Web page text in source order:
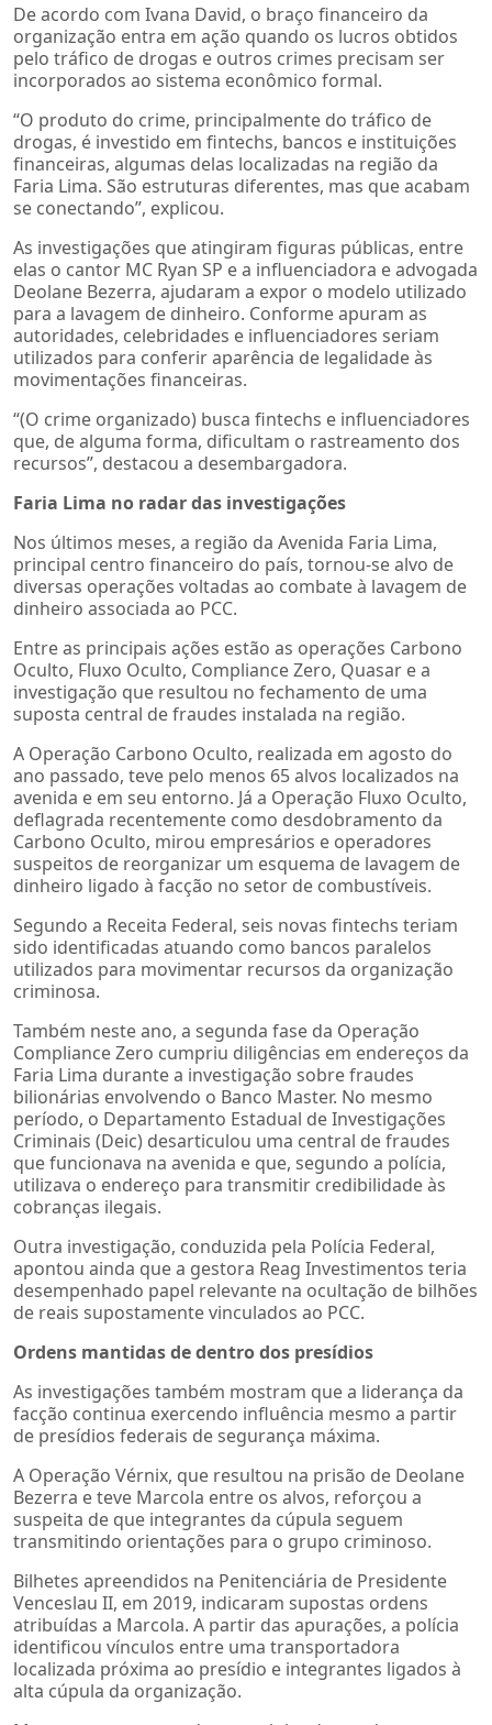
De acordo com Ivana David, o braço financeiro da
organização entra em ação quando os lucros obtidos
pelo tráfico de drogas e outros crimes precisam ser
incorporados ao sistema econômico formal.
“O produto do crime, principalmente do tráfico de
drogas, é investido em fintechs, bancos e instituições
financeiras, algumas delas localizadas na região da
Faria Lima. São estruturas diferentes, mas que acabam
se conectando”, explicou.
As investigações que atingiram figuras públicas, entre
elas o cantor MC Ryan SP e a influenciadora e advogada
Deolane Bezerra, ajudaram a expor o modelo utilizado
para a lavagem de dinheiro. Conforme apuram as
autoridades, celebridades e influenciadores seriam
utilizados para conferir aparência de legalidade às
movimentações financeiras.
“(O crime organizado) busca fintechs e influenciadores
que, de alguma forma, dificultam o rastreamento dos
recursos”, destacou a desembargadora.
Faria Lima no radar das investigações
Nos últimos meses, a região da Avenida Faria Lima,
principal centro financeiro do país, tornou-se alvo de
diversas operações voltadas ao combate à lavagem de
dinheiro associada ao PCC.
Entre as principais ações estão as operações Carbono
Oculto, Fluxo Oculto, Compliance Zero, Quasar e a
investigação que resultou no fechamento de uma
suposta central de fraudes instalada na região.
A Operação Carbono Oculto, realizada em agosto do
ano passado, teve pelo menos 65 alvos localizados na
avenida e em seu entorno. Já a Operação Fluxo Oculto,
deflagrada recentemente como desdobramento da
Carbono Oculto, mirou empresários e operadores
suspeitos de reorganizar um esquema de lavagem de
dinheiro ligado à facção no setor de combustíveis.
Segundo a Receita Federal, seis novas fintechs teriam
sido identificadas atuando como bancos paralelos
utilizados para movimentar recursos da organização
criminosa.
Também neste ano, a segunda fase da Operação
Compliance Zero cumpriu diligências em endereços da
Faria Lima durante a investigação sobre fraudes
bilionárias envolvendo o Banco Master. No mesmo
período, o Departamento Estadual de Investigações
Criminais (Deic) desarticulou uma central de fraudes
que funcionava na avenida e que, segundo a polícia,
utilizava o endereço para transmitir credibilidade às
cobranças ilegais.
Outra investigação, conduzida pela Polícia Federal,
apontou ainda que a gestora Reag Investimentos teria
desempenhado papel relevante na ocultação de bilhões
de reais supostamente vinculados ao PCC.
Ordens mantidas de dentro dos presídios
As investigações também mostram que a liderança da
facção continua exercendo influência mesmo a partir
de presídios federais de segurança máxima.
A Operação Vérnix, que resultou na prisão de Deolane
Bezerra e teve Marcola entre os alvos, reforçou a
suspeita de que integrantes da cúpula seguem
transmitindo orientações para o grupo criminoso.
Bilhetes apreendidos na Penitenciária de Presidente
Venceslau II, em 2019, indicaram supostas ordens
atribuídas a Marcola. A partir das apurações, a polícia
identificou vínculos entre uma transportadora
localizada próxima ao presídio e integrantes ligados à
alta cúpula da organização.